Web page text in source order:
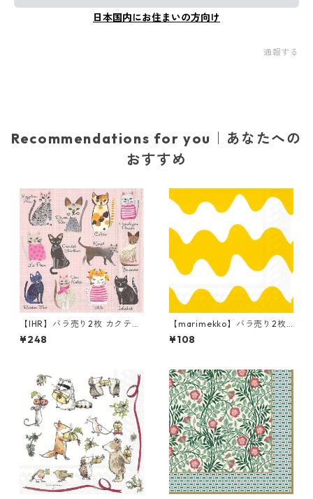
日本国内にお住まいの方向け
通報する
Recommendations for you｜あなたへの
おすすめ
【IHR】バラ売り2枚 カクテル
サイズ ペーパーナプキン CO
OL CATS ピンク
¥248
【marimekko】バラ売り2枚
カクテルサイズ ペーパーナプ
キン LOKKI イエロー
¥108